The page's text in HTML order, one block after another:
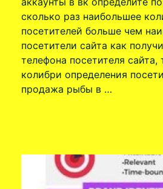
сколько раз наибольшее
посетителей больше чем
посетители сайта как
телефона посетителя сайта,
колибри определения
продажа рыбы в …